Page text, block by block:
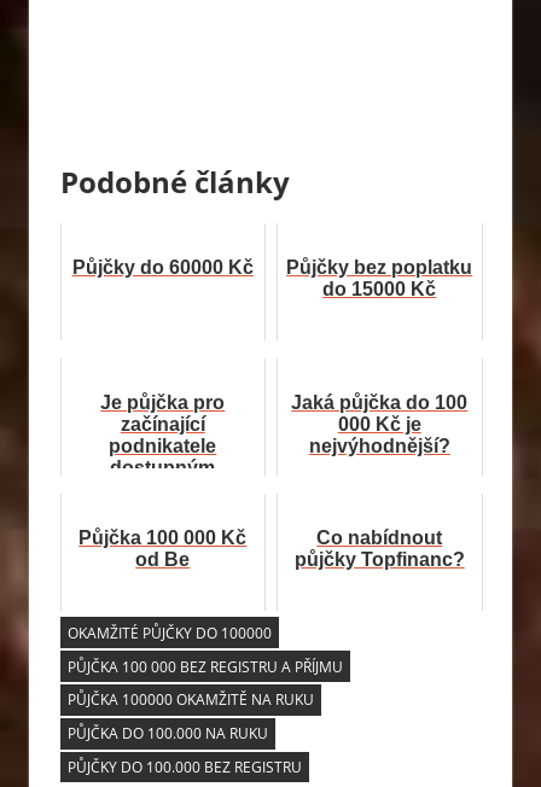
Podobné články
Půjčky do 60000 Kč
Půjčky bez poplatku
do 15000 Kč
Je půjčka pro
začínající
podnikatele
dostupným
Jaká půjčka do 100
000 Kč je
nejvýhodnější?
Půjčka 100 000 Kč
od Be
Co nabídnout
půjčky Topfinanc?
OKAMŽITÉ PŮJČKY DO 100000
PŮJČKA 100 000 BEZ REGISTRU A PŘÍJMU
PŮJČKA 100000 OKAMŽITĚ NA RUKU
PŮJČKA DO 100.000 NA RUKU
PŮJČKY DO 100.000 BEZ REGISTRU